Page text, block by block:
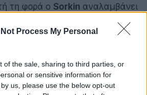
Not Process My Personal
of the sale, sharing to third parties, or
or sensitive information for
us, please use the below opt-out
τη φορά ο Sorkin αναλαμβάνει
και ενιαία καλλιτεχνική
οJeremy Strong, γνωστός από
, ο οποίος αναλαμβάνει τον ρόλο